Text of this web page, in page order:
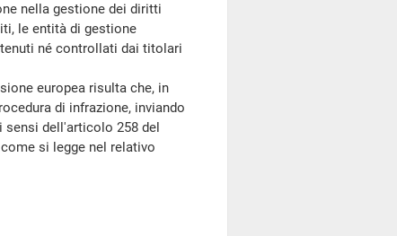
nella gestione dei diritti
le entità di gestione
né controllati dai titolari
europea risulta che, in
di infrazione, inviando
sensi dell'articolo 258 del
si legge nel relativo